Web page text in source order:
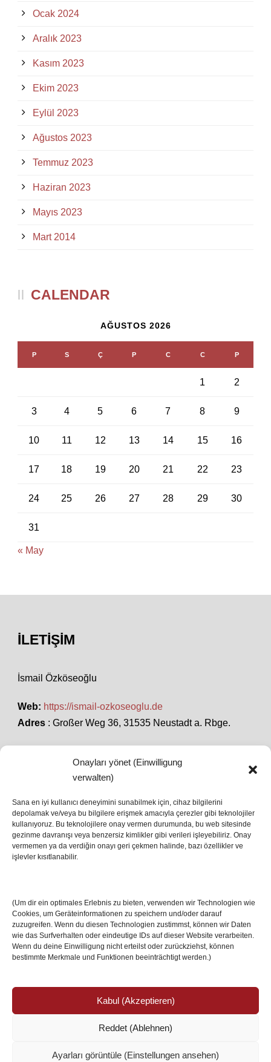
Onayları yönet (Einwilligung
verwalten)
Sana en iyi kullanıcı deneyimini sunabilmek için, cihaz bilgilerini
depolamak ve/veya bu bilgilere erişmek amacıyla çerezler gibi teknolojiler
kullanıyoruz. Bu teknolojilere onay vermen durumunda, bu web sitesinde
gezinme davranışı veya benzersiz kimlikler gibi verileri işleyebiliriz. Onay
vermemen ya da verdiğin onayı geri çekmen halinde, bazı özellikler ve
işlevler kısıtlanabilir.
(Um dir ein optimales Erlebnis zu bieten, verwenden wir Technologien wie
Cookies, um Geräteinformationen zu speichern und/oder darauf
zuzugreifen. Wenn du diesen Technologien zustimmst, können wir Daten
wie das Surfverhalten oder eindeutige IDs auf dieser Website verarbeiten.
Wenn du deine Einwilligung nicht erteilst oder zurückziehst, können
bestimmte Merkmale und Funktionen beeinträchtigt werden.)
Kabul (Akzeptieren)
Reddet (Ablehnen)
Ayarları görüntüle (Einstellungen ansehen)
Ocak 2024
Aralık 2023
Kasım 2023
Ekim 2023
Eylül 2023
Ağustos 2023
Temmuz 2023
Haziran 2023
Mayıs 2023
Mart 2014
CALENDAR
AĞUSTOS 2026
P S Ç P C C P
1 2
3 4 5 6 7 8 9
10 11 12 13 14 15 16
17 18 19 20 21 22 23
24 25 26 27 28 29 30
31
« May
İLETIŞIM
İsmail Özköseoğlu
Web: https://ismail-ozkoseoglu.de
Adres : Großer Weg 36, 31535 Neustadt a. Rbge.
SON HABERLER
İstanbul’da Avrupa Ligi Finali: Freiburg ve Aston
Villa Boğaz’da Tarih Yazmaya Hazırlanıyor
08 May 2026
17 Nis 2026
© Copyright 2024 /Impressum/Site sahibi